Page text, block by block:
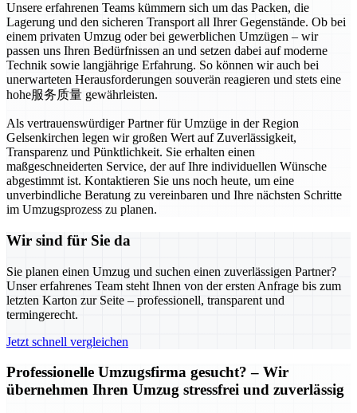
Unsere erfahrenen Teams kümmern sich um das Packen, die
Lagerung und den sicheren Transport all Ihrer Gegenstände. Ob bei
einem privaten Umzug oder bei gewerblichen Umzügen – wir
passen uns Ihren Bedürfnissen an und setzen dabei auf moderne
Technik sowie langjährige Erfahrung. So können wir auch bei
unerwarteten Herausforderungen souverän reagieren und stets eine
hohe服务质量 gewährleisten.
Als vertrauenswürdiger Partner für Umzüge in der Region
Gelsenkirchen legen wir großen Wert auf Zuverlässigkeit,
Transparenz und Pünktlichkeit. Sie erhalten einen
maßgeschneiderten Service, der auf Ihre individuellen Wünsche
abgestimmt ist. Kontaktieren Sie uns noch heute, um eine
unverbindliche Beratung zu vereinbaren und Ihre nächsten Schritte
im Umzugsprozess zu planen.
Wir sind für Sie da
Sie planen einen Umzug und suchen einen zuverlässigen Partner?
Unser erfahrenes Team steht Ihnen von der ersten Anfrage bis zum
letzten Karton zur Seite – professionell, transparent und
termingerecht.
Jetzt schnell vergleichen
Professionelle Umzugsfirma gesucht? – Wir
übernehmen Ihren Umzug stressfrei und zuverlässig